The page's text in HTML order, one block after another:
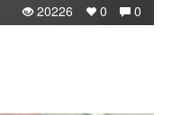
0
0
20226